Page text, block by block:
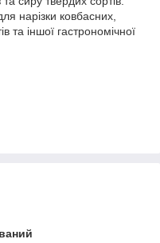
нарізки ковбасних,
та іншої гастрономічної